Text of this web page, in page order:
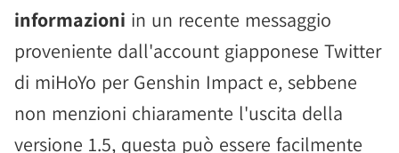
informazioni in un recente messaggio
proveniente dall'account giapponese Twitter
di miHoYo per Genshin Impact e, sebbene
non menzioni chiaramente l'uscita della
versione 1.5, questa può essere facilmente